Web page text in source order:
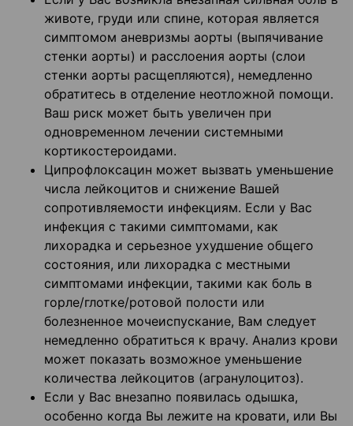
животе, груди или спине, которая является
симптомом аневризмы аорты (выпячивание
стенки аорты) и расслоения аорты (слои
стенки аорты расщепляются), немедленно
обратитесь в отделение неотложной помощи.
Ваш риск может быть увеличен при
одновременном лечении системными
кортикостероидами.
Ципрофлоксацин может вызвать уменьшение
числа лейкоцитов и снижение Вашей
сопротивляемости инфекциям. Если у Вас
инфекция с такими симптомами, как
лихорадка и серьезное ухудшение общего
состояния, или лихорадка с местными
симптомами инфекции, такими как боль в
горле/глотке/ротовой полости или
болезненное мочеиспускание, Вам следует
немедленно обратиться к врачу. Анализ крови
может показать возможное уменьшение
количества лейкоцитов (агранулоцитоз).
Если у Вас внезапно появилась одышка,
особенно когда Вы лежите на кровати, или Вы